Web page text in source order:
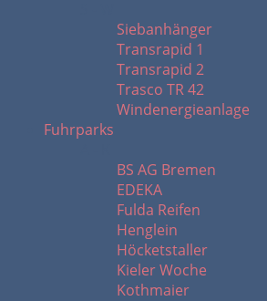
Siebanhänger
Transrapid 1
Transrapid 2
Trasco TR 42
Windenergieanlage
Fuhrparks
BS AG Bremen
EDEKA
Fulda Reifen
Henglein
Höcketstaller
Kieler Woche
Kothmaier